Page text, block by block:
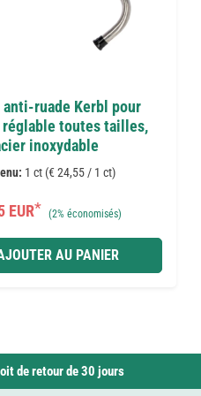
anti-ruade Kerbl pour
réglable toutes tailles,
inoxydable
1 ct (€ 24,55 / 1 ct)
EUR* (2% économisés)
AU PANIER
de retour de 30 jours